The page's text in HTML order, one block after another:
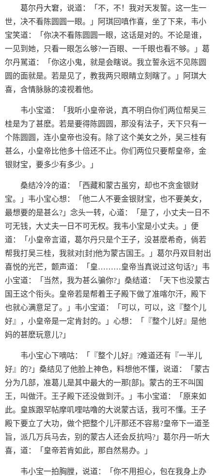
葛尔丹大窘，说道：「不，不！我对天发誓。这一生一
世，决不看陈圆圆一眼。」阿琪回嗔作喜，坐了下来，韦小
宝笑道：「你决不看陈圆圆一眼，这话是对的。不论是谁，
一见到她，只看一眼怎么够?一百眼、一千眼也看不够。」葛
尔丹駡道：「你这小鬼，就是会瞎说。我立誓永远不见陈圆
圆的面就是。若是见了，教我两只眼睛立刻瞎了。」阿琪大
喜，含情脉脉的凌视着他。
韦小宝道：「我听小皇帝说，真不明白你们两位帮吴三
桂是为了甚麽。若是要得陈圆圆，那没有法子，天下只有一
个陈圆圆，连小皇帝也没有。除了这个美女之外，吴三桂有
甚么，小皇帝比他多十倍还不止。你们两位只要帮皇帝，金
银财宝，要多少有多少。」
桑结冷冷的道：「西藏和蒙古虽穷，却也不贪金银财
宝。」韦小宝心想：「他二人不要金银财宝，也不要美女，
最想要的是甚么?」念头一转，心道：「是了，小丈夫一日不
可无钱，大丈夫一日不可无权。我韦小宝是小丈夫。」便
道：「小皇帝言道，葛尔丹只是个王子，没甚麽希奇，倘若
帮我打吴三桂，我就对[封]他为蒙古国王。」葛尔丹双目射出
喜悦的光芒，颤声道：「皇………皇帝当真说过这句话?」韦
小宝道：「当然，我为甚么骗你?」桑结道：「天下也没蒙古
国王这个衔头。皇帝若是帮着王子殿下做了准喀尔汗，殿下
也就心满意足了。」韦小宝道：「可以，可以，这『整个儿
好』，小皇帝是一定肯封的。」心想：「『整个儿好』是他
妈的甚麽玩意儿?」
韦小宝心下嘀咕：「『整个儿好』?难道还有『一半儿
好』的?」桑结见了他脸上神色，料想他不懂，说道：「蒙古
分为几部，准葛儿是其中最大的一那[部]。蒙古的王不叫国
王，叫做汗。王子殿下还没做到汗。」韦小宝道：「原来如
此。皇族跟罕帖摩叽哩咕噜的大说蒙古话，我可不懂。王子
殿下要立了大功，做个把整个儿汗那还不容易?皇帝下一道圣
旨，派几万兵马去，别的蒙古人还会反抗吗?」葛尔丹一听大
喜，道：「皇帝若肯如此，那自然易办。」
韦小宝一拍胸膛，说道：「你不用担心，包在我身上办